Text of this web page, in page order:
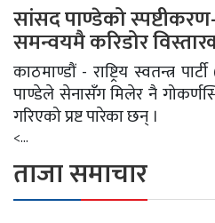
सांसद पाण्डेको
समन्वयमै करिडोर
काठमाण्डौं - राष्ट्रिय स्वतन्त्र
पाण्डेले सेनासँग मिलेर नै
गरिएको प्रष्ट पारेका छन् ।
<...
ताजा समाचार